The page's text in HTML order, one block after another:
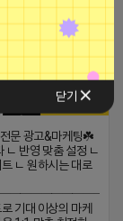
닫기
문 광고&마케팅☘️
ㄴ 반영 맞춤 설정 ㄴ
ㄴ 원하시는 대로
기대 이상의 마케